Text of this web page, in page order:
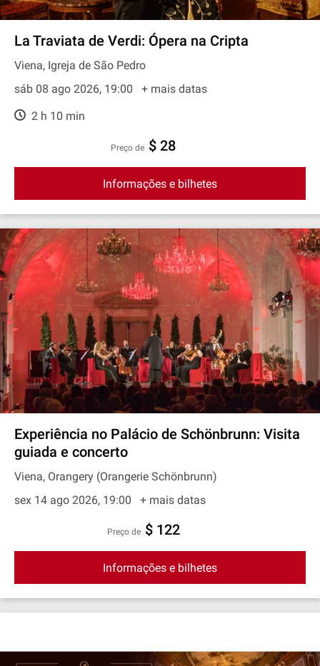
La Traviata de Verdi: Ópera na Cripta
Viena, Igreja de São Pedro
sáb 08 ago 2026, 19:00
+ mais datas
2 h 10 min
preço de $ 28
Informações e bilhetes
Experiência no Palácio de Schönbrunn: Visita
guiada e concerto
Viena, Orangery (Orangerie Schönbrunn)
sex 14 ago 2026, 19:00
+ mais datas
preço de $ 122
Informações e bilhetes